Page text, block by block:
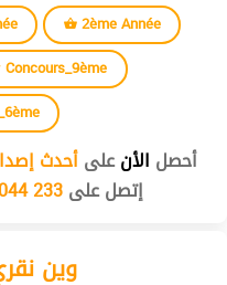
2ème Année
Concours_9ème
أحصل الأنعلىأحدث
إتصل على233
🤔 وين